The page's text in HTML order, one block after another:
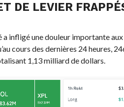
DE LEVIER
a infligé une douleur importante
cours des dernières 24 heures,
1,13 milliard de dollars.